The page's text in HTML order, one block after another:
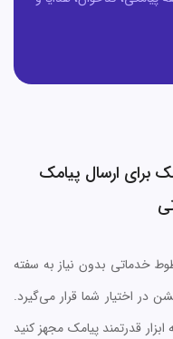
برای ارسال پیامک
خدماتی بدون نیاز به سفته
در اختیار شما قرار می‌گیرد.
قدرتمند پیامک مجهز کنید